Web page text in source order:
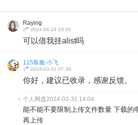
Raying
2# 2024-04-24 03:50
可以借我挂alist吗
115客服-小飞
1# 2024-03-31 07:39
你好，建议已收录，感谢反馈。
个人网盘2024-03-31 14:04
能不能不要限制上传文件数量 下载的
再上传